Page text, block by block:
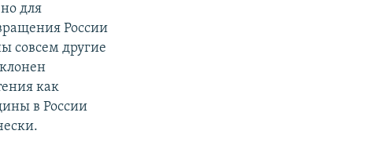
для
России
совсем другие
как
в России